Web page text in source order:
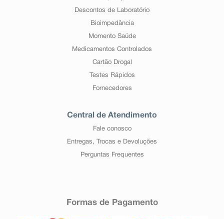
Descontos de Laboratório
Bioimpedância
Momento Saúde
Medicamentos Controlados
Cartão Drogal
Testes Rápidos
Fornecedores
Central de Atendimento
Fale conosco
Entregas, Trocas e Devoluções
Perguntas Frequentes
Formas de Pagamento